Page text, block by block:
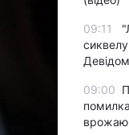
09:11
сиквелу
09:00
врожаю